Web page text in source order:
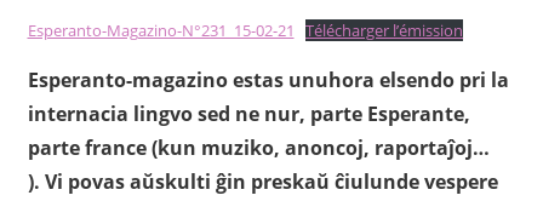
Esperanto-Magazino-N°231_15-02-21 Télécharger l’émission
Esperanto-magazino estas unuhora elsendo pri la
internacia lingvo sed ne nur, parte Esperante,
parte france (kun muziko, anoncoj, raportaĵoj…
). Vi povas aŭskulti ĝin preskaŭ ĉiulunde vespere